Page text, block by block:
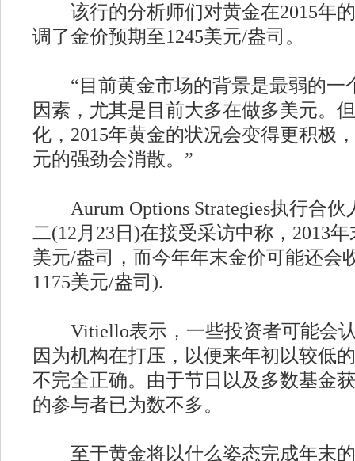
该行的分析师们对黄金在2015年
调了金价预期至1245美元/盎司。
“目前黄金市场的背景是最弱的一
因素，尤其是目前大多在做多美元。
化，2015年黄金的状况会变得更积极
元的强劲会消散。”
Aurum Options Strategies执行合伙
二(12月23日)在接受采访中称，2013
美元/盎司，而今年年末金价可能还会
1175美元/盎司).
Vitiello表示，一些投资者可能会认
因为机构在打压，以便来年初以较低
不完全正确。由于节日以及多数基金
的参与者已为数不多。
至于黄金将以什么姿态完成年末